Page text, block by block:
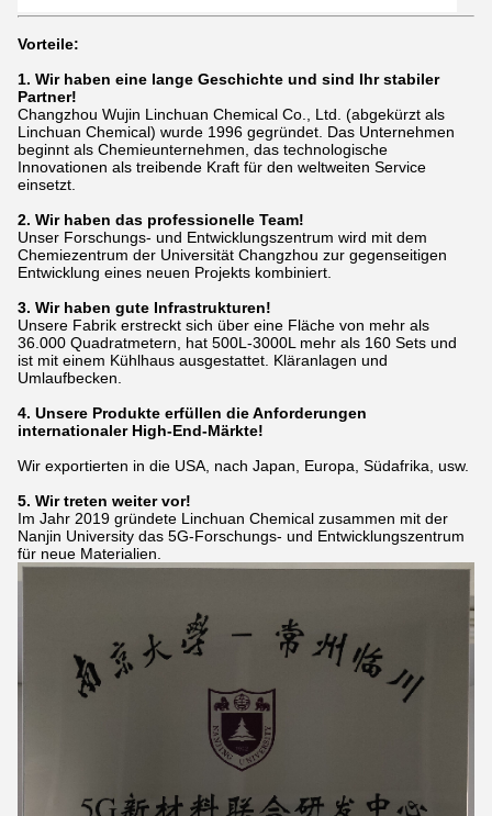
Vorteile:
1. Wir haben eine lange Geschichte und sind Ihr stabiler
Partner!
Changzhou Wujin Linchuan Chemical Co., Ltd. (abgekürzt als
Linchuan Chemical) wurde 1996 gegründet. Das Unternehmen
beginnt als Chemieunternehmen, das technologische
Innovationen als treibende Kraft für den weltweiten Service
einsetzt.
2. Wir haben das professionelle Team!
Unser Forschungs- und Entwicklungszentrum wird mit dem
Chemiezentrum der Universität Changzhou zur gegenseitigen
Entwicklung eines neuen Projekts kombiniert.
3. Wir haben gute Infrastrukturen!
Unsere Fabrik erstreckt sich über eine Fläche von mehr als
36.000 Quadratmetern, hat 500L-3000L mehr als 160 Sets und
ist mit einem Kühlhaus ausgestattet. Kläranlagen und
Umlaufbecken.
4. Unsere Produkte erfüllen die Anforderungen
internationaler High-End-Märkte!
Wir exportierten in die USA, nach Japan, Europa, Südafrika, usw.
5. Wir treten weiter vor!
Im Jahr 2019 gründete Linchuan Chemical zusammen mit der
Nanjin University das 5G-Forschungs- und Entwicklungszentrum
für neue Materialien.